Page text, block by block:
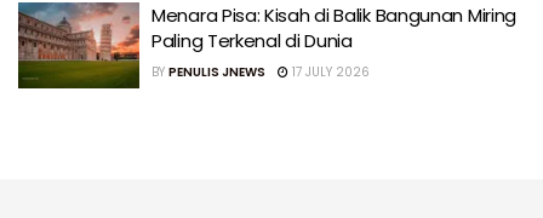
Menara Pisa: Kisah di Balik Bangunan Miring
Paling Terkenal di Dunia
BY PENULIS JNEWS 17 JULY 2026